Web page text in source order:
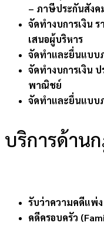
– ภาษีประกันสังค
จัดทำงบการเงิน
เสนอผู้บริหาร
จัดทำและยื่นแบบ
จัดทำงบการเงิน
พาณิชย์
จัดทำและยื่นแบบ
บริการด้าน
รับว่าความคดีแพ่
คดีครอบครัว